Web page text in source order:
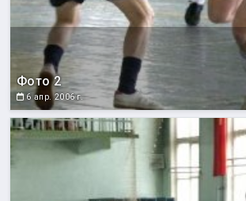
Фото 2
6 апр. 2006 г.